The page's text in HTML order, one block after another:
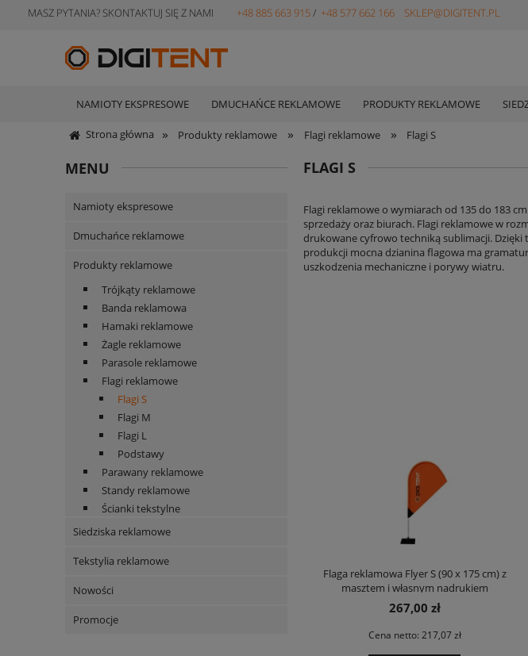
MASZ PYTANIA? SKONTAKTUJ SIĘ Z NAMI +48 885 663 915/ +48 577 662 166 SKLEP@DIGITENT.PL
NAMIOTY EKSPRESOWE DMUCHAŃCE REKLAMOWE PRODUKTY REKLAMOWE
Strona główna » Produkty reklamowe » Flagi reklamowe » Flagi S
MENU
Namioty ekspresowe
Dmuchańce reklamowe
Produkty reklamowe
Trójkąty reklamowe
Banda reklamowa
Hamaki reklamowe
Żagle reklamowe
Parasole reklamowe
Flagi reklamowe
Flagi S
Flagi M
Flagi L
Podstawy
Parawany reklamowe
Standy reklamowe
Ścianki tekstylne
Siedziska reklamowe
Tekstylia reklamowe
Nowości
Promocje
FLAGI S
Flagi reklamowe o wymiarach od 135 do 183
sprzedaży oraz biurach. Flagi reklamowe w
drukowane cyfrowo techniką sublimacji. Dzięki
produkcji mocna dzianina flagowa ma
uszkodzenia mechaniczne i porywy wiatru.
Flaga reklamowa Flyer S (90 x 175 cm) z
masztem i własnym nadrukiem
267,00 zł
Cena netto: 217,07 zł